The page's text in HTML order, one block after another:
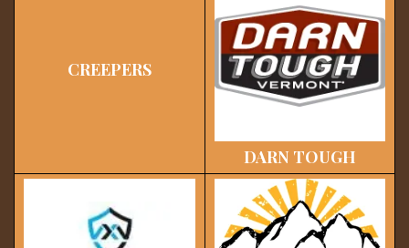
CREEPERS
DARN TOUGH